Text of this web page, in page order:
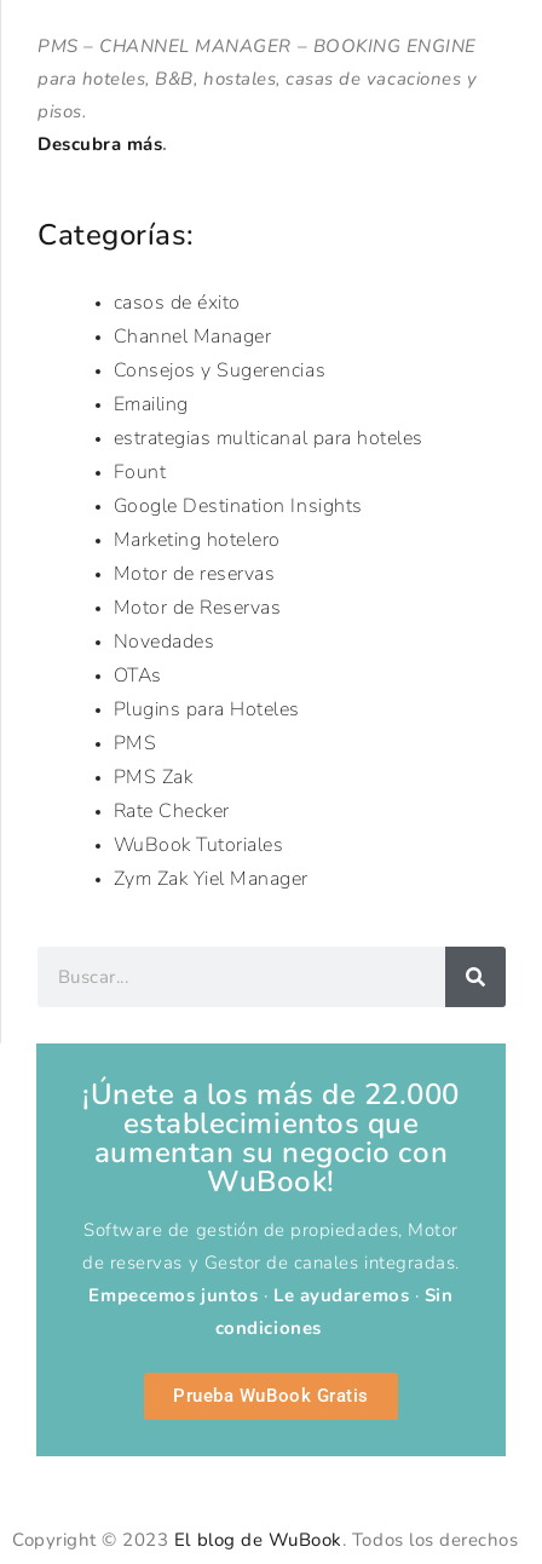
PMS – CHANNEL MANAGER – BOOKING ENGINE
para hoteles, B&B, hostales, casas de vacaciones y
pisos.
Descubra más.
Categorías:
casos de éxito
Channel Manager
Consejos y Sugerencias
Emailing
estrategias multicanal para hoteles
Fount
Google Destination Insights
Marketing hotelero
Motor de reservas
Motor de Reservas
Novedades
OTAs
Plugins para Hoteles
PMS
PMS Zak
Rate Checker
WuBook Tutoriales
Zym Zak Yiel Manager
¡Únete a los más de 22.000
establecimientos que
aumentan su negocio con
WuBook!
Software de gestión de propiedades, Motor
de reservas y Gestor de canales integradas.
Empecemos juntos · Le ayudaremos · Sin
condiciones
Prueba WuBook Gratis
Copyright © 2023 El blog de WuBook. Todos los derechos